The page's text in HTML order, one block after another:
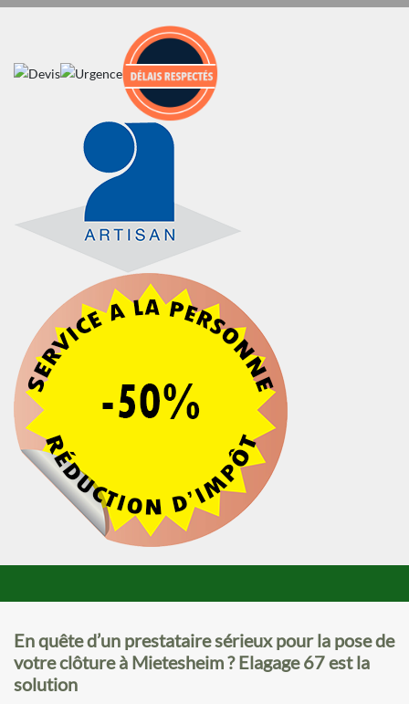
En quête d’un prestataire sérieux pour la pose de
votre clôture à Mietesheim ? Elagage 67 est la
solution